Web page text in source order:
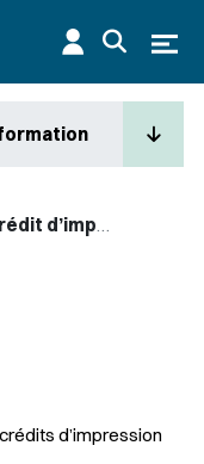
Solde de crédit d’impression
d’impression